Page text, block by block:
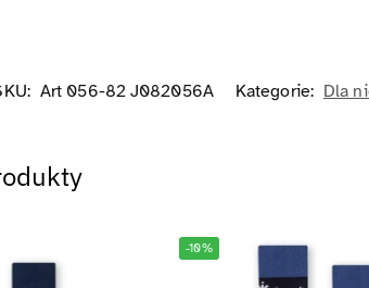
Art 056-82 J082056A Kategorie: Dla
-10%